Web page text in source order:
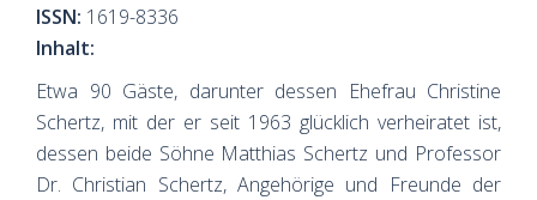
ISSN: 1619-8336
Inhalt:
Etwa 90 Gäste, darunter dessen Ehefrau Christine
Schertz, mit der er seit 1963 glücklich verheiratet ist,
dessen beide Söhne Matthias Schertz und Professor
Dr. Christian Schertz, Angehörige und Freunde der